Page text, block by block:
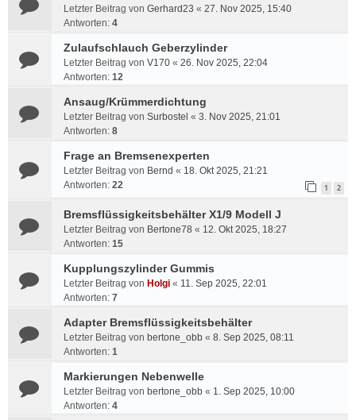
Letzter Beitrag von Gerhard23 « 27. Nov 2025, 15:40
Antworten: 4
Zulaufschlauch Geberzylinder
Letzter Beitrag von V170 « 26. Nov 2025, 22:04
Antworten: 12
Ansaug/Krümmerdichtung
Letzter Beitrag von Surbostel « 3. Nov 2025, 21:01
Antworten: 8
Frage an Bremsenexperten
Letzter Beitrag von Bernd « 18. Okt 2025, 21:21
Antworten: 22 1 2
Bremsflüssigkeitsbehälter X1/9 Modell J
Letzter Beitrag von Bertone78 « 12. Okt 2025, 18:27
Antworten: 15
Kupplungszylinder Gummis
Letzter Beitrag von Holgi « 11. Sep 2025, 22:01
Antworten: 7
Adapter Bremsflüssigkeitsbehälter
Letzter Beitrag von bertone_obb « 8. Sep 2025, 08:11
Antworten: 1
Markierungen Nebenwelle
Letzter Beitrag von bertone_obb « 1. Sep 2025, 10:00
Antworten: 4